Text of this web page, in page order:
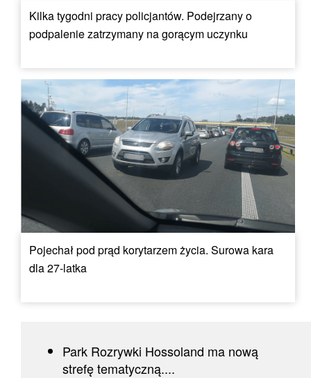
Kilka tygodni pracy policjantów. Podejrzany o
podpalenie zatrzymany na gorącym uczynku
Pojechał pod prąd korytarzem życia. Surowa kara
dla 27-latka
Park Rozrywki Hossoland ma nową
strefę tematyczną....